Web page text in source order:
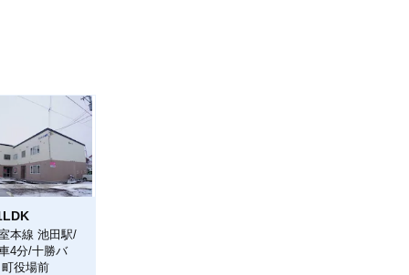
本線 池田駅/
4分/十勝バ
役場前